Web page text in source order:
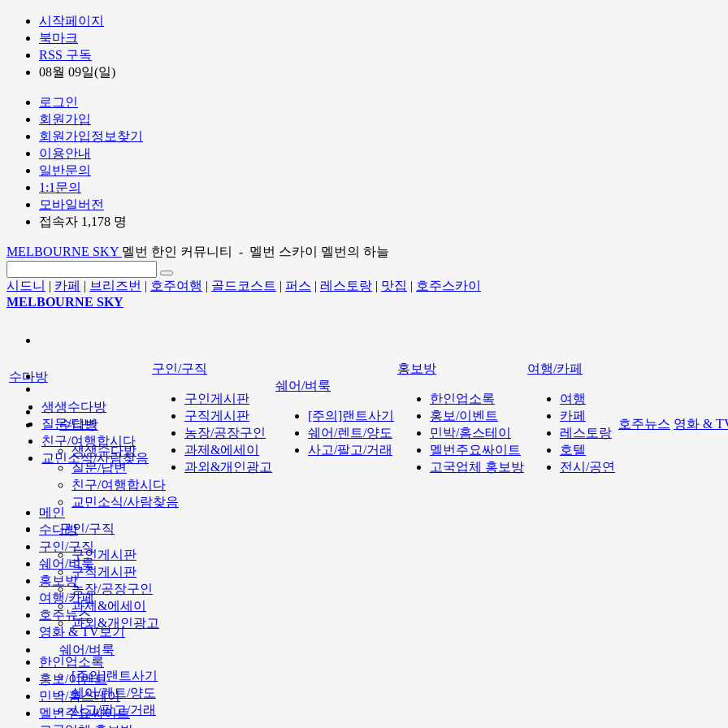
시작페이지
북마크
RSS 구독
08월 09일(일)
로그인
회원가입
회원가입정보찾기
이용안내
일반문의
1:1문의
모바일버전
접속자 1,178 명
MELBOURNE SKY 멜번 한인 커뮤니티 - 멜번 스카이 멜번의 하늘
시드니 | 카페 | 브리즈번 | 호주여행 | 골드코스트 | 퍼스 | 레스토랑 | 맛집 | 호주스카이
MELBOURNE SKY
수다방
생생수다방
질문/답변
친구/여행합시다
교민소식/사람찾음
구인/구직
구인게시판
구직게시판
농장/공장구인
과제&에세이
과외&개인광고
쉐어/벼룩
[주의]랜트사기
쉐어/렌트/양도
사고/팔고/거래
수다방
생생수다방
질문/답변
친구/여행합시다
교민소식/사람찾음
구인/구직
구인게시판
구직게시판
농장/공장구인
과제&에세이
과외&개인광고
쉐어/벼룩
[주의]랜트사기
쉐어/렌트/양도
사고/팔고/거래
홍보방
한인업소록
홍보/이벤트
민박/홈스테이
멜번주요싸이트
고국업체 홍보방
여행/카페
여행
카페
레스토랑
호텔
전시/공연
호주뉴스 영화 &
메인
수다방
구인/구직
쉐어/벼룩
홍보방
여행/카페
호주뉴스
영화 & TV보기
한인업소록
홍보/이벤트
민박/홈스테이
멜번주요싸이트